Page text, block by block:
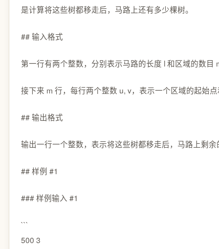
是计算将这些树都移走后，马路上还有多少棵树。
## 输入格式
第一行有两个整数，分别表示马路的长度 l 和区域的数目
接下来 m 行，每行两个整数 u, v，表示一个区域的起始
## 输出格式
输出一行一个整数，表示将这些树都移走后，马路上剩
## 样例 #1
### 样例输入 #1
```
500 3